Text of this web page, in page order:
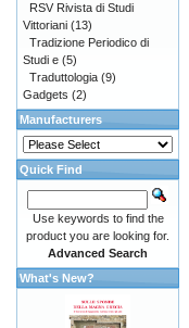
RSV Rivista di Studi
Vittoriani (13)
Tradizione Periodico di
Studi e (5)
Traduttologia (9)
Gadgets (2)
Manufacturers
Quick Find
Use keywords to find the
product you are looking for.
Advanced Search
What's New?